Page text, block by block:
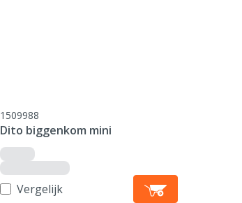
1509988
Dito biggenkom mini
Vergelijk